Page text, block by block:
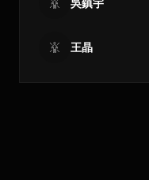
吳鎮宇
王晶